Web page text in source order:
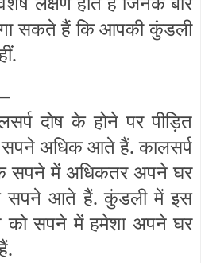
सकते हैं कि आपकी कुंडली
दोष के होने पर पीड़ित
सपने अधिक आते हैं. कालसर्प
के सपने में अधिकतर अपने घर
सपने आते हैं. कुंडली में इस
को सपने में हमेशा अपने घर